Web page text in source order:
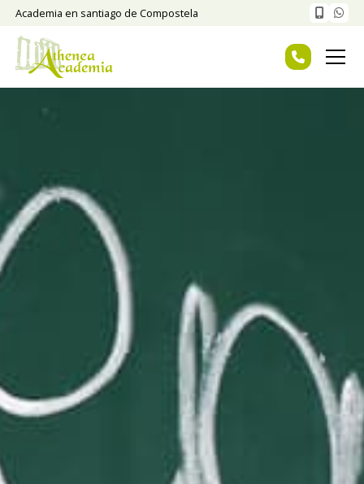
Academia en santiago de Compostela